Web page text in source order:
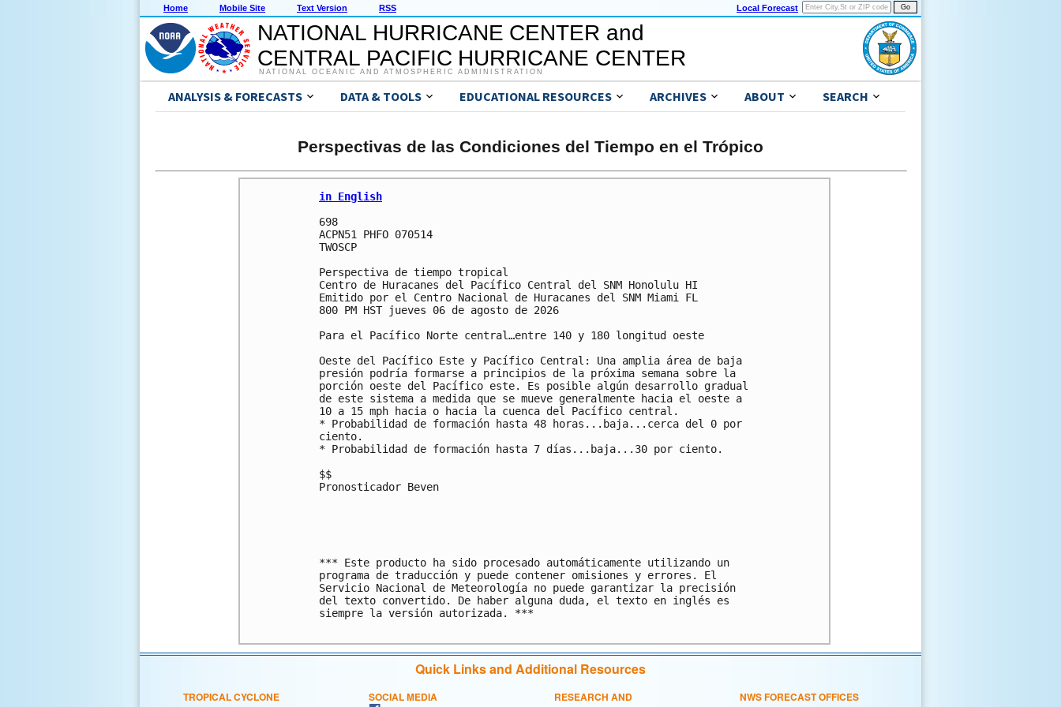
Home Mobile Site Text Version RSS Local Forecast
NATIONAL HURRICANE CENTER and
CENTRAL PACIFIC HURRICANE CENTER
NATIONAL OCEANIC AND ATMOSPHERIC ADMINISTRATION
ANALYSIS & FORECASTS DATA & TOOLS EDUCATIONAL RESOURCES ARCHIVES ABOUT SEARCH
Perspectivas de las Condiciones del Tiempo en el Trópico
in English
698
ACPN51 PHFO 070514
TWOSCP
Perspectiva de tiempo tropical
Centro de Huracanes del Pacífico Central del SNM Honolulu HI
Emitido por el Centro Nacional de Huracanes del SNM Miami FL
800 PM HST jueves 06 de agosto de 2026
Para el Pacífico Norte central…entre 140 y 180 longitud oeste
Oeste del Pacífico Este y Pacífico Central: Una amplia área de baja
presión podría formarse a principios de la próxima semana sobre la
porción oeste del Pacífico este. Es posible algún desarrollo gradual
de este sistema a medida que se mueve generalmente hacia el oeste a
10 a 15 mph hacia o hacia la cuenca del Pacífico central.
* Probabilidad de formación hasta 48 horas...baja...cerca del 0 por
ciento.
* Probabilidad de formación hasta 7 días...baja...30 por ciento.
$$
Pronosticador Beven
*** Este producto ha sido procesado automáticamente utilizando un
programa de traducción y puede contener omisiones y errores. El
Servicio Nacional de Meteorología no puede garantizar la precisión
del texto convertido. De haber alguna duda, el texto en inglés es
siempre la versión autorizada. ***
Quick Links and Additional Resources
TROPICAL CYCLONE
SOCIAL MEDIA
RESEARCH AND
NWS FORECAST OFFICES